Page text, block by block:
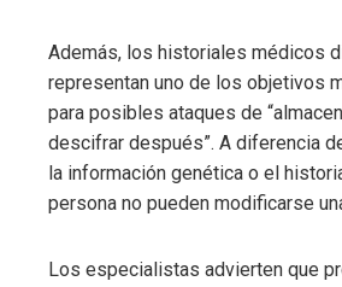
Además, los historiales médicos
representan uno de los objetivos
para posibles ataques de
descifrar después”. A diferencia
la información genética o el
persona no pueden modificarse
Los especialistas advierten que